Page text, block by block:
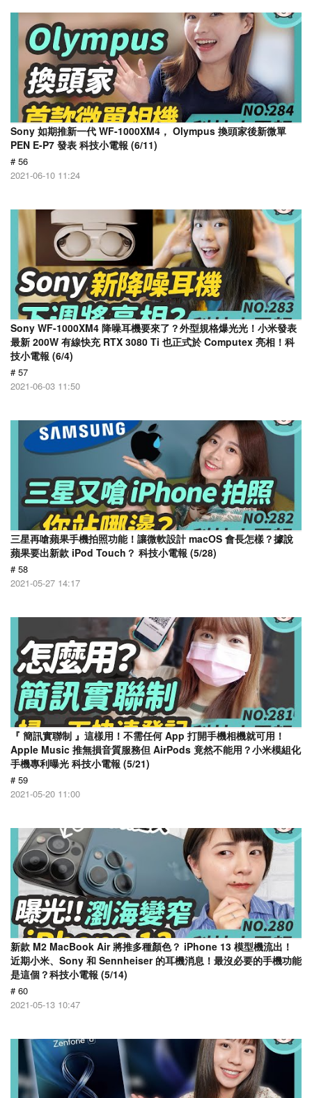
Sony 如期推新一代 WF-1000XM4， Olympus 換頭家後新微單
PEN E-P7 發表 科技小電報 (6/11)
# 56
2021-06-10 11:24
Sony WF-1000XM4 降噪耳機要來了？外型規格爆光光！小米發表
最新 200W 有線快充 RTX 3080 Ti 也正式於 Computex 亮相！科
技小電報 (6/4)
# 57
2021-06-03 11:50
三星再嗆蘋果手機拍照功能！讓微軟設計 macOS 會長怎樣？據說
蘋果要出新款 iPod Touch？ 科技小電報 (5/28)
# 58
2021-05-27 14:17
『 簡訊實聯制 』這樣用！不需任何 App 打開手機相機就可用！
Apple Music 推無損音質服務但 AirPods 竟然不能用？小米模組化
手機專利曝光 科技小電報 (5/21)
# 59
2021-05-20 11:00
新款 M2 MacBook Air 將推多種顏色？ iPhone 13 模型機流出！
近期小米、Sony 和 Sennheiser 的耳機消息！最沒必要的手機功能
是這個？科技小電報 (5/14)
# 60
2021-05-13 10:47